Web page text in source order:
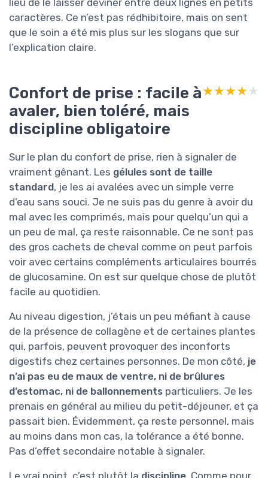
caractères. Ce n’est pas rédhibitoire, mais on sent
que le soin a été mis plus sur les slogans que sur
l’explication claire.
Confort de prise : facile à
avaler, bien toléré, mais
discipline obligatoire
★★★★★
★★★★★
Sur le plan du confort de prise, rien à signaler de
vraiment gênant. Les gélules sont de taille
standard, je les ai avalées avec un simple verre
d’eau sans souci. Je ne suis pas du genre à avoir du
mal avec les comprimés, mais pour quelqu’un qui a
un peu de mal, ça reste raisonnable. Ce ne sont pas
des gros cachets de cheval comme on peut parfois
voir avec certains compléments articulaires bourrés
de glucosamine. On est sur quelque chose de plutôt
facile au quotidien.
Au niveau digestion, j’étais un peu méfiant à cause
de la présence de collagène et de certaines plantes
qui, parfois, peuvent provoquer des inconforts
digestifs chez certaines personnes. De mon côté, je
n’ai pas eu de maux de ventre, ni de brûlures
d’estomac, ni de ballonnements particuliers. Je les
prenais en général au milieu du petit-déjeuner, et ça
passait bien. Évidemment, ça reste personnel, mais
au moins dans mon cas, la tolérance a été bonne.
Pas d’effet secondaire notable à signaler.
Le vrai point, c’est plutôt la discipline . Comme pour